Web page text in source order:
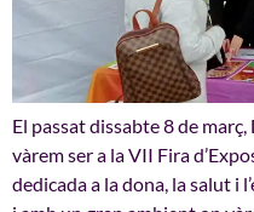
El passat dissabte 8 de
vàrem ser a la VII Fira
dedicada a la dona, la salut i